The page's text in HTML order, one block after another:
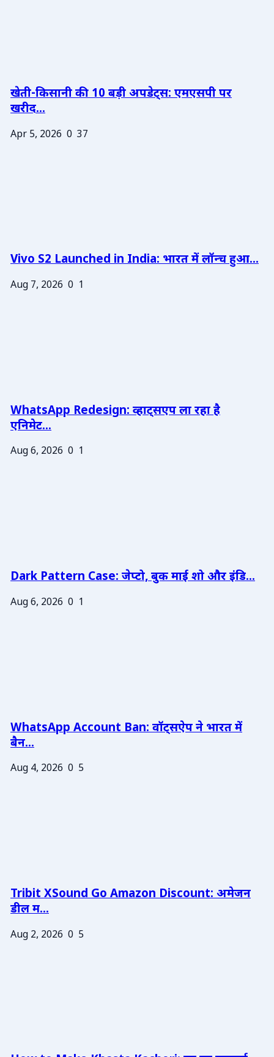
खेती-किसानी की 10 बड़ी अपडेट्स: एमएसपी पर
खरीद...
Apr 5, 2026 0 37
Vivo S2 Launched in India: भारत में लॉन्च हुआ...
Aug 7, 2026 0 1
WhatsApp Redesign: व्हाट्सएप ला रहा है
एनिमेट...
Aug 6, 2026 0 1
Dark Pattern Case: जेप्टो, बुक माई शो और इंडि...
Aug 6, 2026 0 1
WhatsApp Account Ban: वॉट्सऐप ने भारत में
बैन...
Aug 4, 2026 0 5
Tribit XSound Go Amazon Discount: अमेजन
डील म...
Aug 2, 2026 0 5